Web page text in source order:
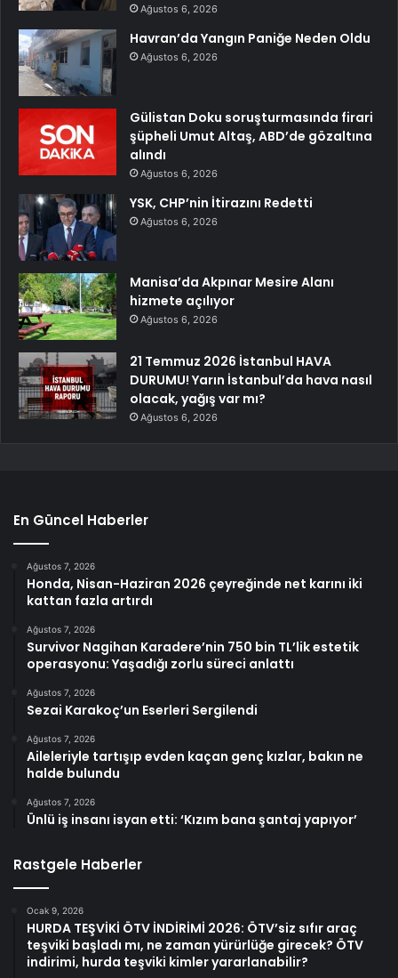
Ağustos 6, 2026
Havran’da Yangın Paniğe Neden Oldu
Ağustos 6, 2026
Gülistan Doku soruşturmasında firari
şüpheli Umut Altaş, ABD’de gözaltına
alındı
Ağustos 6, 2026
YSK, CHP’nin İtirazını Redetti
Ağustos 6, 2026
Manisa’da Akpınar Mesire Alanı
hizmete açılıyor
Ağustos 6, 2026
21 Temmuz 2026 İstanbul HAVA
DURUMU! Yarın İstanbul’da hava nasıl
olacak, yağış var mı?
Ağustos 6, 2026
En Güncel Haberler
Ağustos 7, 2026
Honda, Nisan-Haziran 2026 çeyreğinde net karını iki
kattan fazla artırdı
Ağustos 7, 2026
Survivor Nagihan Karadere’nin 750 bin TL’lik estetik
operasyonu: Yaşadığı zorlu süreci anlattı
Ağustos 7, 2026
Sezai Karakoç’un Eserleri Sergilendi
Ağustos 7, 2026
Aileleriyle tartışıp evden kaçan genç kızlar, bakın ne
halde bulundu
Ağustos 7, 2026
Ünlü iş insanı isyan etti: ‘Kızım bana şantaj yapıyor’
Rastgele Haberler
Ocak 9, 2026
HURDA TEŞVİKİ ÖTV İNDİRİMİ 2026: ÖTV’siz sıfır araç
teşviki başladı mı, ne zaman yürürlüğe girecek? ÖTV
indirimi, hurda teşviki kimler yararlanabilir?